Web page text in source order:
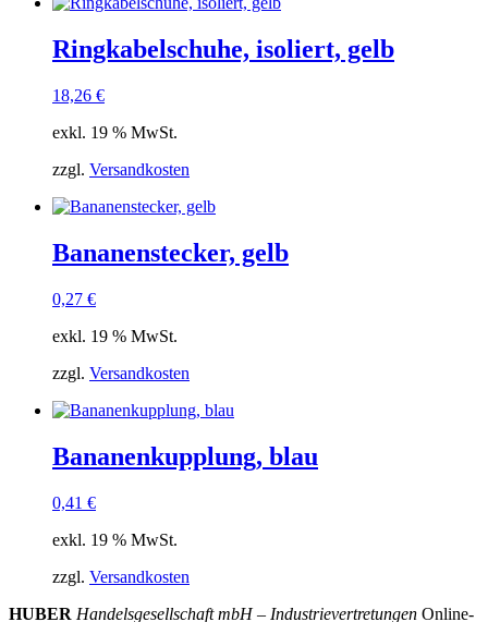
Ringkabelschuhe, isoliert, gelb
18,26 €
exkl. 19 % MwSt.
zzgl. Versandkosten
Bananenstecker, gelb
0,27 €
exkl. 19 % MwSt.
zzgl. Versandkosten
Bananenkupplung, blau
0,41 €
exkl. 19 % MwSt.
zzgl. Versandkosten
HUBER Handelsgesellschaft mbH – Industrievertretungen Online-